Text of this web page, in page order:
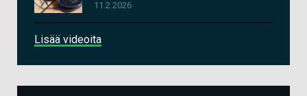
11.2.2026
Lisää videoita